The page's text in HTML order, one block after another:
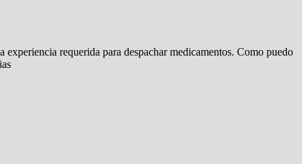
requerida para despachar medicamentos. Como puedo